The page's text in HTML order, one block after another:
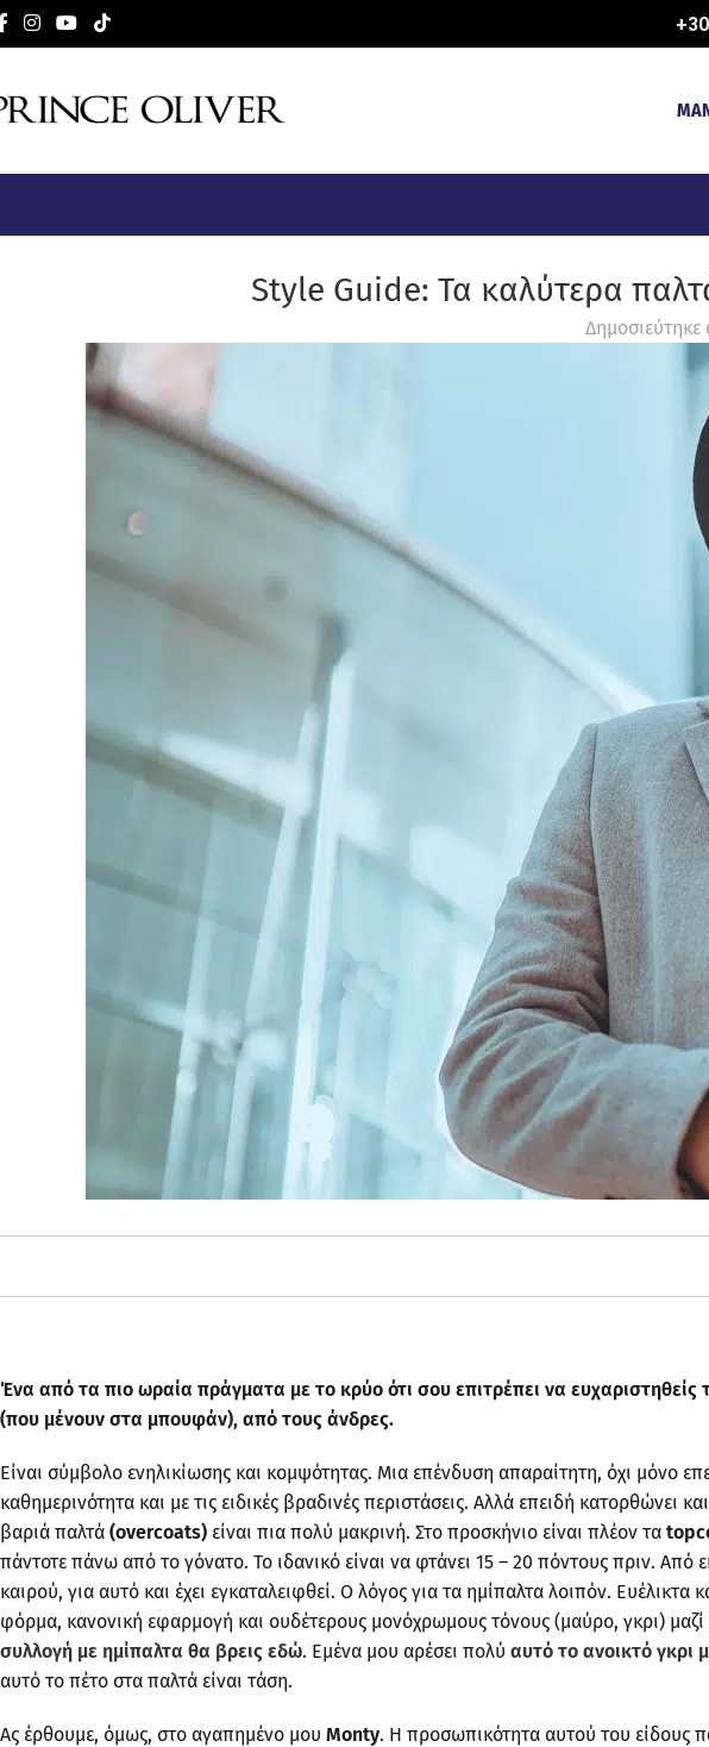
Style Guide: Τα καλύτερα
Δημοσιεύτηκε
Ένα από τα πιο ωραία πράγματα με το κρύο ότι σου επιτρέπει να
(που μένουν στα μπουφάν), από τους άνδρες.
Είναι σύμβολο ενηλικίωσης και κομψότητας. Μια επένδυση απαραίτητη, όχι μόνο
καθημερινότητα και με τις ειδικές βραδινές περιστάσεις. Αλλά επειδή
βαριά παλτά (overcoats) είναι πια πολύ μακρινή. Στο προσκήνιο είναι πλέον τα
πάντοτε πάνω από το γόνατο. Το ιδανικό είναι να φτάνει 15 – 20 πόντους πριν.
καιρού, για αυτό και έχει εγκαταλειφθεί. Ο λόγος για τα ημίπαλτα λοιπόν.
φόρμα, κανονική εφαρμογή και ουδέτερους μονόχρωμους τόνους (μαύρο, γκρι)
συλλογή με ημίπαλτα θα βρεις εδώ. Εμένα μου αρέσει πολύ αυτό το ανοικτό γκρι
αυτό το πέτο στα παλτά είναι τάση.
Ας έρθουμε, όμως, στο αγαπημένο μου Monty. Η προσωπικότητα αυτού του είδους